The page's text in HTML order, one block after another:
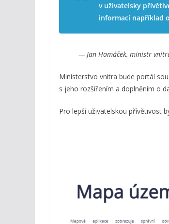
v uživatelsky
informací například
— Jan Hamáček, ministr
Ministerstvo vnitra bude portál
s jeho rozšířením a doplněním o
Pro lepší uživatelskou přívětivost